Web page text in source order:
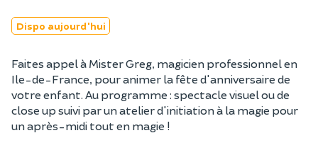
Dispo aujourd'hui
Faites appel à Mister Greg, magicien professionnel en
Ile-de-France, pour animer la fête d'anniversaire de
votre enfant. Au programme : spectacle visuel ou de
close up suivi par un atelier d'initiation à la magie pour
un après-midi tout en magie !